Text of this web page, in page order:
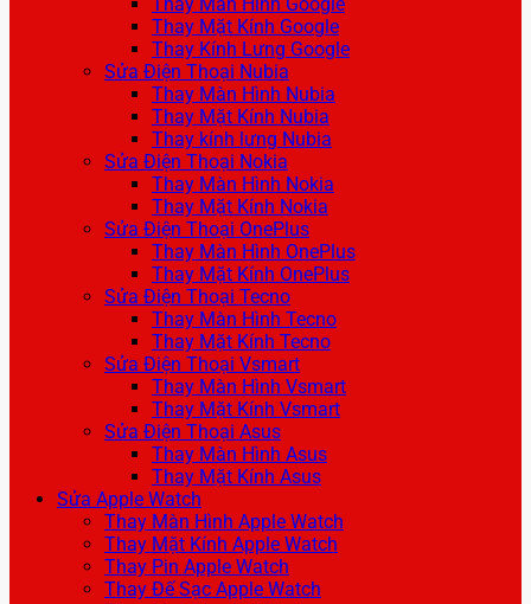
Thay Mặt Kính Google
Thay Kính Lưng Google
Sửa Điện Thoại Nubia
Thay Màn Hình Nubia
Thay Mặt Kính Nubia
Thay kính lưng Nubia
Sửa Điện Thoại Nokia
Thay Màn Hình Nokia
Thay Mặt Kính Nokia
Sửa Điện Thoại OnePlus
Thay Màn Hình OnePlus
Thay Mặt Kính OnePlus
Sửa Điện Thoại Tecno
Thay Màn Hình Tecno
Thay Mặt Kính Tecno
Sửa Điện Thoại Vsmart
Thay Màn Hình Vsmart
Thay Mặt Kính Vsmart
Sửa Điện Thoại Asus
Thay Màn Hình Asus
Thay Mặt Kính Asus
Sửa Apple Watch
Thay Màn Hình Apple Watch
Thay Mặt Kính Apple Watch
Thay Pin Apple Watch
Thay Đế Sạc Apple Watch